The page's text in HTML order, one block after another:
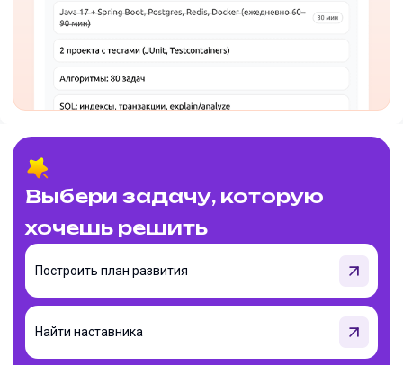
Выбери задачу, которую
хочешь решить
Построить план развития
Найти наставника